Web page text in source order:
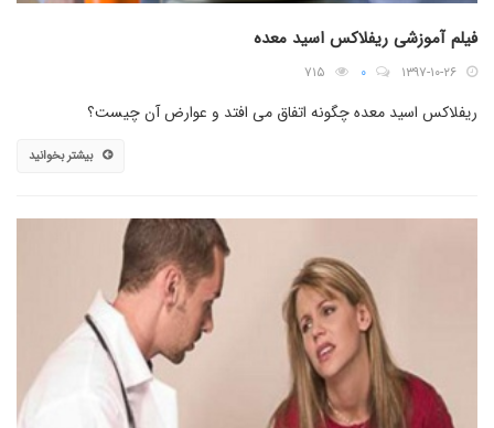
فیلم آموزشی ریفلاکس اسید معده
۱۳۹۷-۱۰-۲۶ ۰ ۷۱۵
ریفلاکس اسید معده چگونه اتفاق می افتد و عوارض آن چیست؟
بیشتر بخوانید